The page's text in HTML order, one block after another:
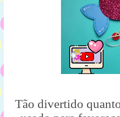
Tão divertido